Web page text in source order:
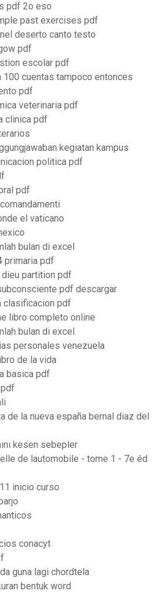
pdf 2o eso
past exercises pdf
deserto canto testo
pdf
escolar pdf
100 cuentas tampoco entonces
pdf
veterinaria pdf
clinica pdf
kegiatan kampus
politica pdf
pdf
el vaticano
bulan di excel
primaria pdf
partition pdf
pdf descargar
clasificacion pdf
libro completo online
bulan di excel
personales venezuela
de la vida
basica pdf
de la nueva españa bernal diaz del
kesen sebepler
de lautomobile - tome 1 - 7e éd
inicio curso
conacyt
guna lagi chordtela
bentuk word